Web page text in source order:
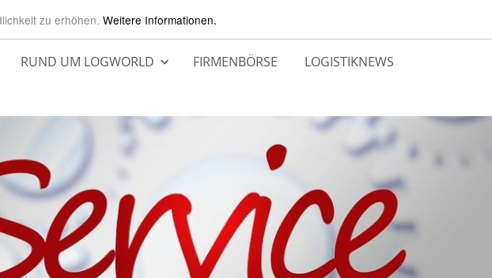
zu erhöhen. Weitere Informationen.
RUND UM LOGWORLD FIRMENBÖRSE LOGISTIKNEWS